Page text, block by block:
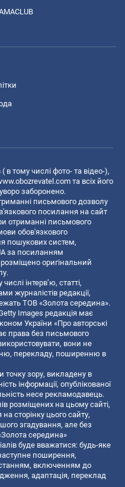
в тому числі фото- та відео-),
та всіх його
заборонено.
письмового дозволу
посилання на сайт
отриманні письмового
обов'язкового
пошукових систем,
за посиланням
розміщено оригінальний
інтерв’ю, статті,
журналістів редакції,
ТОВ «Золота середина».
Images редакція має
України «Про авторські
права без письмового
вони не
перекладу, поширенню в
точку зору, викладену в
інформації, опублікованої
несе рекламодавець.
розміщених на цьому сайті,
сторінку цього сайту,
згадування, але без
середина»
буде вважатися: будь-яке
поширення,
включенням до
адаптація, переклад